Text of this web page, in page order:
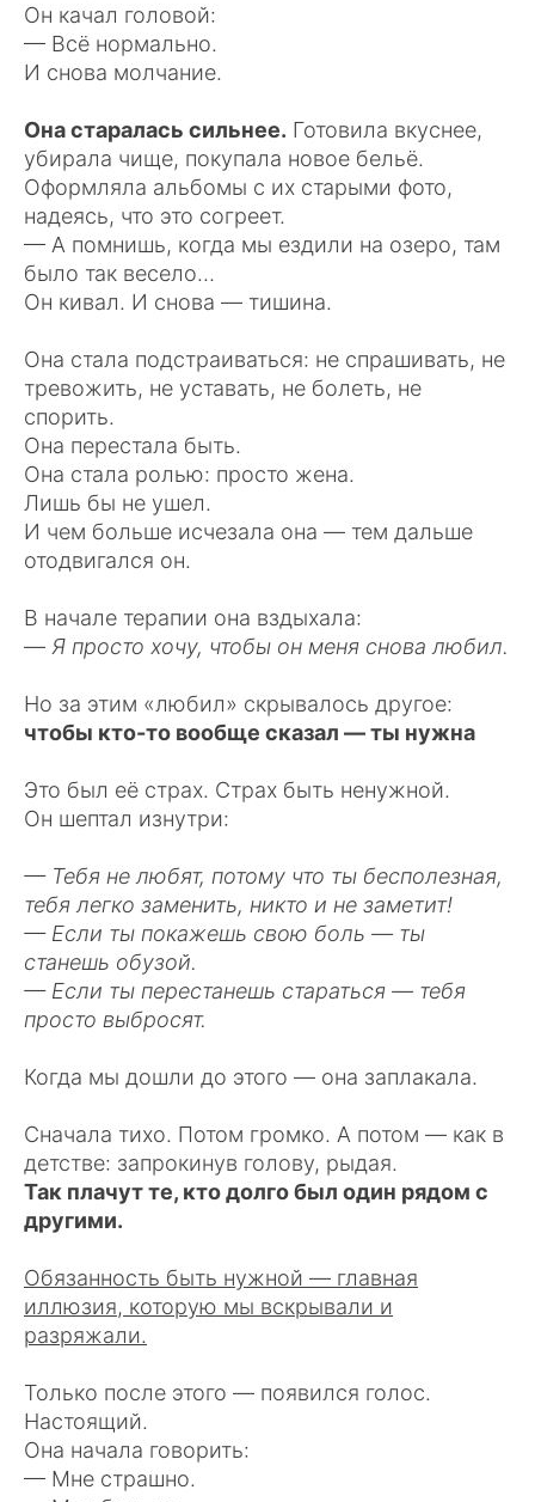
Он качал головой:
— Всё нормально.
И снова молчание.
Она старалась сильнее. Готовила вкуснее,
убирала чище, покупала новое бельё.
Оформляла альбомы с их старыми фото,
надеясь, что это согреет.
— А помнишь, когда мы ездили на озеро, там
было так весело…
Он кивал. И снова — тишина.
Она стала подстраиваться: не спрашивать, не
тревожить, не уставать, не болеть, не
спорить.
Она перестала быть.
Она стала ролью: просто жена.
Лишь бы не ушел.
И чем больше исчезала она — тем дальше
отодвигался он.
В начале терапии она вздыхала:
— Я просто хочу, чтобы он меня снова любил.
Но за этим «любил» скрывалось другое:
чтобы кто-то вообще сказал — ты нужна
Это был её страх. Страх быть ненужной.
Он шептал изнутри:
— Тебя не любят, потому что ты бесполезная,
тебя легко заменить, никто и не заметит!
— Если ты покажешь свою боль — ты
станешь обузой.
— Если ты перестанешь стараться — тебя
просто выбросят.
Когда мы дошли до этого — она заплакала.
Сначала тихо. Потом громко. А потом — как в
детстве: запрокинув голову, рыдая.
Так плачут те, кто долго был один рядом с
другими.
Обязанность быть нужной — главная
иллюзия, которую мы вскрывали и
разряжали.
Только после этого — появился голос.
Настоящий.
Она начала говорить:
— Мне страшно.